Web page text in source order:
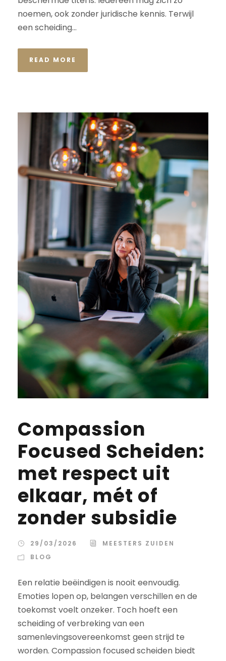
noemen, ook zonder juridische kennis. Terwijl
een scheiding...
READ MORE
Compassion
Focused Scheiden:
met respect uit
elkaar, mét of
zonder subsidie
29/03/2026
MEESTERS ZUIDEN
BLOG
Een relatie beëindigen is nooit eenvoudig.
Emoties lopen op, belangen verschillen en de
toekomst voelt onzeker. Toch hoeft een
scheiding of verbreking van een
samenlevingsovereenkomst geen strijd te
worden. Compassion focused scheiden biedt